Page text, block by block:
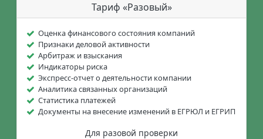
Тариф «Разовый»
Оценка финансового состояния компаний
Признаки деловой активности
Арбитраж и взыскания
Индикаторы риска
Экспресс-отчет о деятельности компании
Аналитика связанных организаций
Статистика платежей
Документы на внесение изменений в ЕГРЮЛ и ЕГРИП
Для разовой проверки